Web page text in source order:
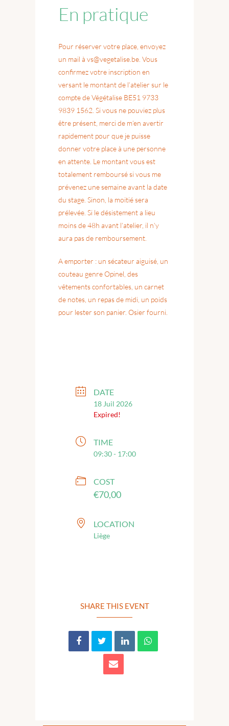
En pratique
Pour réserver votre place, envoyez
un mail à vs@vegetalise.be . Vous
confirmez votre inscription en
versant le montant de l’atelier sur le
compte de Végétalise BE51 9733
9839 1562. Si vous ne pouviez plus
être présent, merci de m’en avertir
rapidement pour que je puisse
donner votre place à une personne
en attente. Le montant vous est
totalement remboursé si vous me
prévenez une semaine avant la date
du stage. Sinon, la moitié sera
prélevée. Si le désistement a lieu
moins de 48h avant l’atelier, il n’y
aura pas de remboursement.
A emporter : un sécateur aiguisé, un
couteau genre Opinel, des
vêtements confortables, un carnet
de notes, un repas de midi, un poids
pour lester son panier. Osier fourni.
DATE
18 Juil 2026
Expired!
TIME
09:30 - 17:00
COST
€70,00
LOCATION
Liège
SHARE THIS EVENT